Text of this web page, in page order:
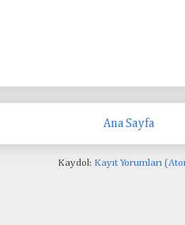
Ana Sayfa
Kaydol: Kayıt Yorumları